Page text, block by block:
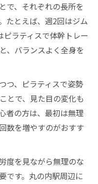
で、それぞれの長所を
たとえば、週2回はジム
ラティスで体幹トレー
、バランスよく全身を
つ、ピラティスで姿勢
とで、見た目の変化も
者の方は、最初は無理
数を増やすのがおすす
度を見ながら無理のな
です。丸の内駅周辺に